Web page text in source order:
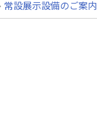
常設展示設備のご案内